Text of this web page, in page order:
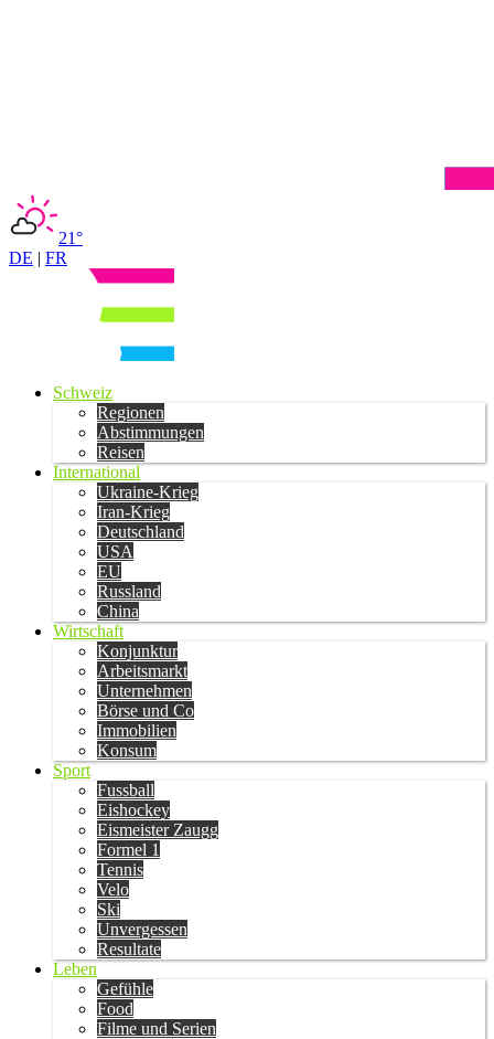
21°
DE | FR
Schweiz
Regionen
Abstimmungen
Reisen
International
Ukraine-Krieg
Iran-Krieg
Deutschland
USA
EU
Russland
China
Wirtschaft
Konjunktur
Arbeitsmarkt
Unternehmen
Börse und Co
Immobilien
Konsum
Sport
Fussball
Eishockey
Eismeister Zaugg
Formel 1
Tennis
Velo
Ski
Unvergessen
Resultate
Leben
Gefühle
Food
Filme und Serien